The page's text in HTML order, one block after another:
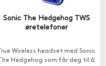
Sonic The Hedgehog TWS
øretelefoner
True Wireless headset med Sonic
The Hedgehog som får deg til å